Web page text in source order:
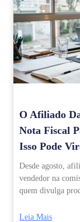
O Afiliado
Nota Fiscal
Isso Pode
Desde agosto,
vendedor na
quem divulga
Leia Mais